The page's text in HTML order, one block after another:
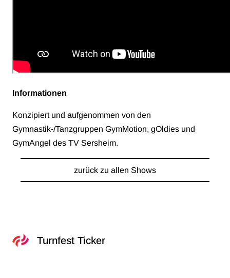
Informationen
Konzipiert und aufgenommen von den
Gymnastik-/Tanzgruppen GymMotion, gOldies und
GymAngel des TV Sersheim.
zurück zu allen Shows
Turnfest Ticker